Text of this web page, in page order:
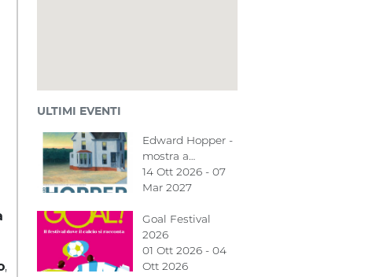
,
ULTIMI EVENTI
Edward Hopper -
mostra a…
14 Ott 2026 - 07
Mar 2027
Goal Festival
2026
01 Ott 2026 - 04
Ott 2026